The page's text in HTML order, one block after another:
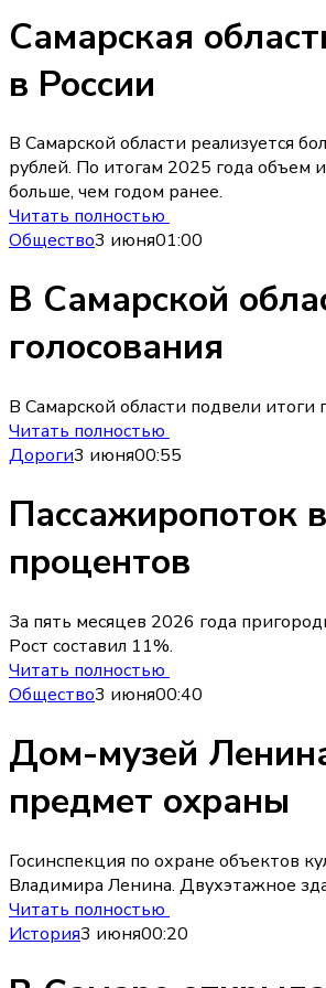
Самарская
в России
В Самарской области реализуется
рублей. По итогам 2025 года объем
больше, чем годом ранее.
Читать полностью
Общество3 июня01:00
В Самарской
голосования
В Самарской области подвели итоги
Читать полностью
Дороги3 июня00:55
Пассажиропоток
процентов
За пять месяцев 2026 года
Рост составил 11%.
Читать полностью
Общество3 июня00:40
Дом-музей
предмет охраны
Госинспекция по охране объектов
Владимира Ленина. Двухэтажное
Читать полностью
История3 июня00:20